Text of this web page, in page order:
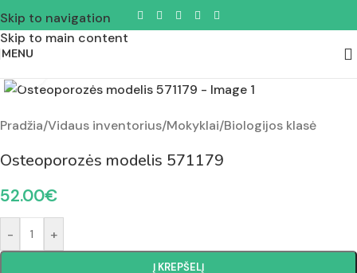
Skip to navigation
Skip to main content
MENU
Pradžia/Vidaus inventorius/Mokyklai/Biologijos klasė
Osteoporozės modelis 571179
52.00€
- +
Į KREPŠELĮ